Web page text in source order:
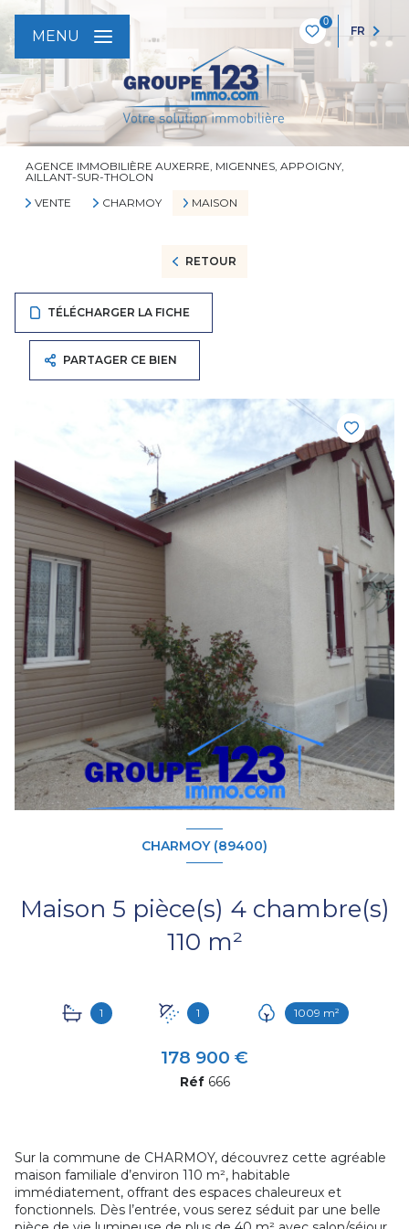
0
FR
MENU
AGENCE IMMOBILIÈRE AUXERRE, MIGENNES, APPOIGNY,
AILLANT-SUR-THOLON
VENTE
CHARMOY MAISON
RETOUR
TÉLÉCHARGER LA FICHE
PARTAGER CE BIEN
CHARMOY (89400)
Maison 5 pièce(s) 4 chambre(s)
110 m²
1 1 1009 m²
178 900 €
Réf 666
Sur la commune de CHARMOY, découvrez cette agréable
maison familiale d’environ 110 m², habitable
immédiatement, offrant des espaces chaleureux et
fonctionnels. Dès l’entrée, vous serez séduit par une belle